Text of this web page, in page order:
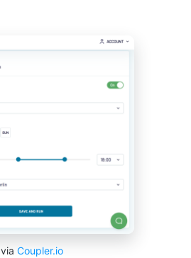
via Coupler.io